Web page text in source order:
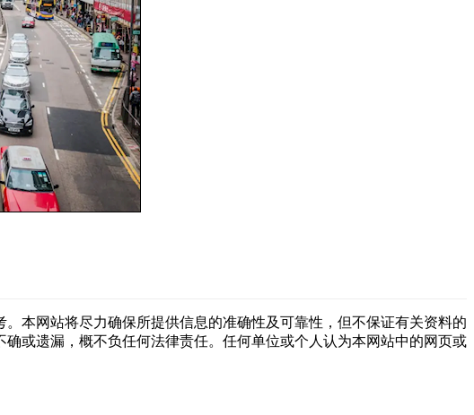
本网站将尽力确保所提供信息的准确性及可靠性，但不保证有关资料的
或遗漏，概不负任何法律责任。任何单位或个人认为本网站中的网页或